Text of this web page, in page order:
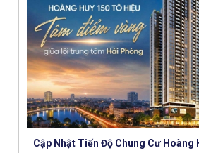
Cập Nhật Tiến Độ Chung Cư Hoàng